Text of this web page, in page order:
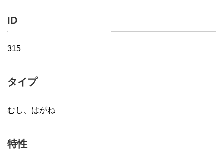
ID
315
タイプ
むし、はがね
特性